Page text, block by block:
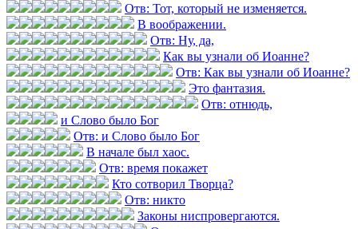
Отв: Тот, который не изменяется.
В воображении.
Отв: Ну, да,
Как вы узнали об Иоанне?
Отв: Как вы узнали об Иоанне?
Это фантазия.
Отв: отнюдь,
и Слово было Бог
Отв: и Слово было Бог
В начале был хаос.
Отв: время покажет
Кто сотворил Творца?
Отв: никто
Законы ниспровергаются.